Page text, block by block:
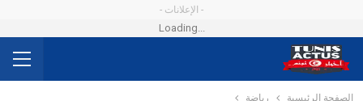
- الإعلانات -
Loading...
الصفحة الرئيسية رياضة